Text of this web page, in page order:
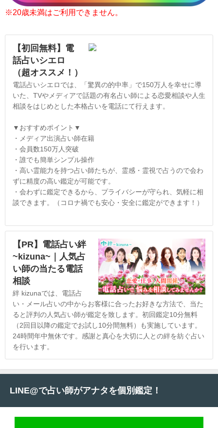
※20歳未満はご利用できません。
【初回無料】電
話占いシエロ
（超オススメ！）
電話占いシエロでは、「驚異の的中率」で150万人を幸せに導
いた、TVやメディアで話題の有名占い師による恋愛相談や人生
相談をはじめとした本格占いを電話にて行えます。
▼おすすめポイント▼
・メディア出演占い師在籍
・会員数150万人突破
・誰でも簡単シンプル操作
・高い霊能力を持つ占い師たちが、霊感・霊視で占うので会わ
ずに精度の高い鑑定が可能です。
・会わずに鑑定できるから、プライバシーが守られ、気軽に相
談できます。（コロナ禍でも安心・安全に鑑定ができます！）
【PR】電話占い絆
~kizuna~｜人気占
い師の当たる電話
相談
絆 kizunaでは、電話占
い・メール占いの中からお客様に合ったお好きな方法で、当た
ると評判の人気占い師が鑑定を致します。初回鑑定10分無料
（2回目以降の鑑定でお試し10分間無料）も実施しています。
24時間年中無休です。感謝と真心を大切に人との絆を紡ぐ占い
を行います。
LINE@で占い師がアナタを個別鑑定！